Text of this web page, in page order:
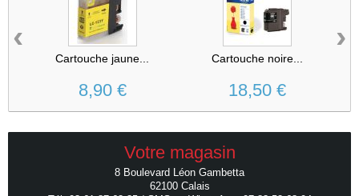
Cartouche jaune...
8,90 €
Cartouche noire...
18,50 €
‹ ›
Votre magasin
8 Boulevard Léon Gambetta
62100 Calais